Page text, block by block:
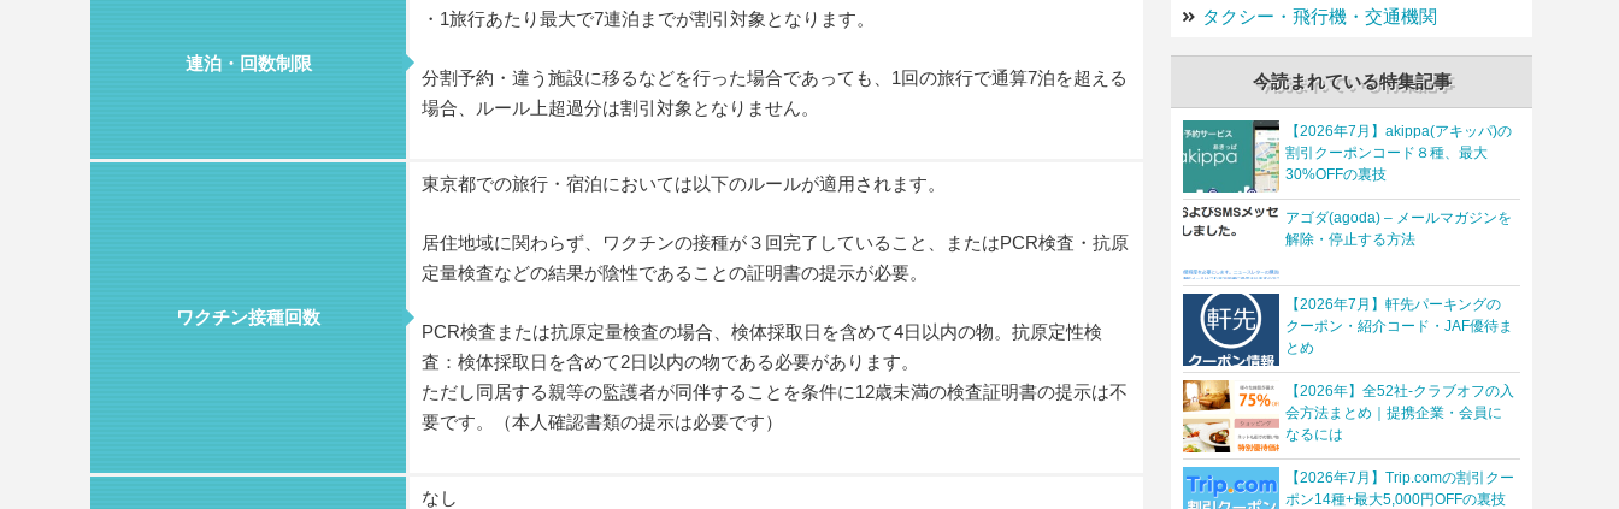
連泊・回数制限
・1旅行あたり最大で7連泊までが割引対象となります。
分割予約・違う施設に移るなどを行った場合であっても、1回の旅行で通算7泊を超える
場合、ルール上超過分は割引対象となりません。
ワクチン接種回数
東京都での旅行・宿泊においては以下のルールが適用されます。
居住地域に関わらず、ワクチンの接種が３回完了していること、またはPCR検査・抗原
定量検査などの結果が陰性であることの証明書の提示が必要。
PCR検査または抗原定量検査の場合、検体採取日を含めて4日以内の物。抗原定性検
査：検体採取日を含めて2日以内の物である必要があります。
ただし同居する親等の監護者が同伴することを条件に12歳未満の検査証明書の提示は不
要です。（本人確認書類の提示は必要です）
なし
タクシー・飛行機・交通機関
今読まれている特集記事
【2026年7月】akippa(アキッパ)の
割引クーポンコード８種、最大
30%OFFの裏技
アゴダ(agoda) – メールマガジンを
解除・停止する方法
【2026年7月】軒先パーキングの
クーポン・紹介コード・JAF優待ま
とめ
【2026年】全52社-クラブオフの入
会方法まとめ｜提携企業・会員に
なるには
【2026年7月】Trip.comの割引クー
ポン14種+最大5,000円OFFの裏技